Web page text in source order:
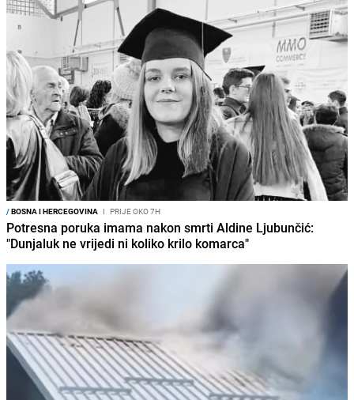
/BOSNA I HERCEGOVINA I PRIJE OKO 7H
Potresna poruka imama nakon smrti Aldine Ljubunčić:
"Dunjaluk ne vrijedi ni koliko krilo komarca"